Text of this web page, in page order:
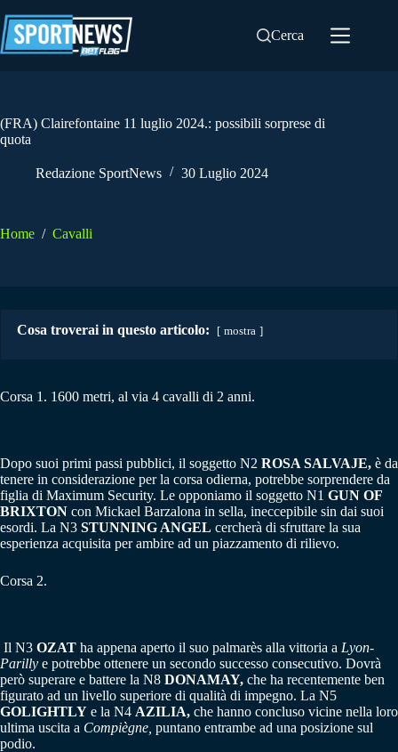
al
contenuto
Cerca
(FRA) Clairefontaine 11 luglio 2024.: possibili sorprese di
quota
Redazione SportNews 30 Luglio 2024
Home / Cavalli
Cosa troverai in questo articolo: mostra
Corsa 1. 1600 metri, al via 4 cavalli di 2 anni.
Dopo suoi primi passi pubblici, il soggetto N2 ROSA SALVAJE, è da
tenere in considerazione per la corsa odierna, potrebbe sorprendere da
figlia di Maximum Security. Le opponiamo il soggetto N1 GUN OF
BRIXTON con Mickael Barzalona in sella, ineccepibile sin dai suoi
esordi. La N3 STUNNING ANGEL cercherà di sfruttare la sua
esperienza acquisita per ambire ad un piazzamento di rilievo.
Corsa 2.
Il N3 OZAT ha appena aperto il suo palmarès alla vittoria a Lyon-
Parilly e potrebbe ottenere un secondo successo consecutivo. Dovrà
però superare e battere la N8 DONAMAY, che ha recentemente ben
figurato ad un livello superiore di qualità di impegno. La N5
GOLIGHTLY e la N4 AZILIA, che hanno concluso vicine nella loro
ultima uscita a Compiègne, puntano entrambe ad una posizione sul
podio.